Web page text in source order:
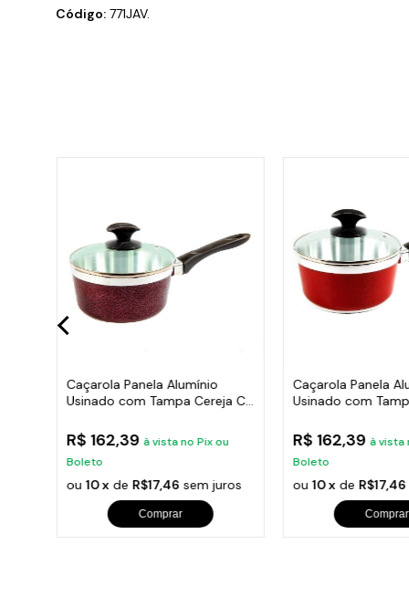
Código: 771JAV.
Caçarola Panela Alumínio
Usinado com Tampa Cereja CB
R$ 162,39 à vista no Pix ou
Boleto
ou10 x de R$17,46 sem juros
Comprar
Caçarola Panela
Usinado com
R$ 162,39 à vista
Boleto
ou10 x de R$17,46
Comprar